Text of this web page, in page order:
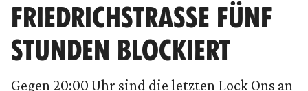
FRIEDRICHSTRASSE FÜNF S
TUNDEN BLOCKIERT
Gegen 20:00 Uhr sind die letzten Lock Ons an